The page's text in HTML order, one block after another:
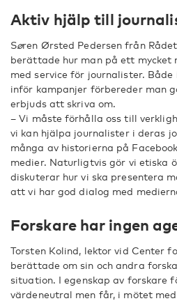
Aktiv hjälp till
Søren Ørsted Pedersen från
berättade hur man på ett
med service för journalister.
inför kampanjer förbereder man
erbjuds att skriva om.
– Vi måste förhålla oss till
vi kan hjälpa journalister i deras
många av historierna på
medier. Naturligtvis gör vi etiska
diskuterar hur vi ska presentera
att vi har god dialog med
Forskare har ingen
Torsten Kolind, lektor vid Center
berättade om sin och andra
situation. I egenskap av forskare
värdeneutral men får, i mötet